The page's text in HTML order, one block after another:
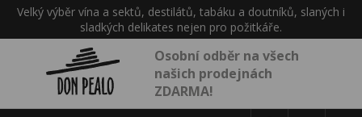
Velký výběr vína a sektů, destilátů, tabáku a doutníků, slaných i
sladkých delikates nejen pro požitkáře.
Osobní odběr na všech
našich prodejnách
ZDARMA!